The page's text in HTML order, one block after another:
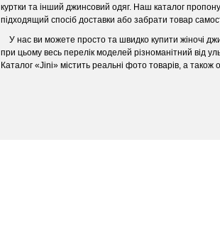
куртки та інший джинсовий одяг. Наш каталог
підходящий спосіб доставки або забрати товар
У нас ви можете просто та швидко купити жіночі
при цьому весь перелік моделей різноманітний від
Каталог «Jini» містить реальні фото товарів, а